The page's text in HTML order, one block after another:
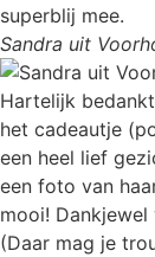
superblij mee.
Sandra uit
Hartelijk
het cadeautje
een heel lief
een foto van
mooi!
(Daar mag je